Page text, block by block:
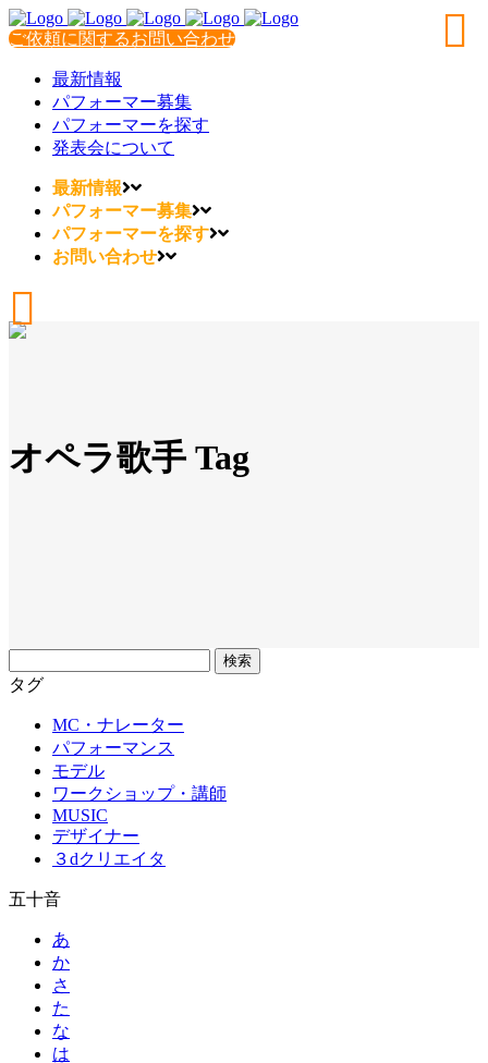
ご依頼に関するお問い合わせ
最新情報
パフォーマー募集
パフォーマーを探す
発表会について
最新情報
パフォーマー募集
パフォーマーを探す
お問い合わせ
オペラ歌手 Tag
リ
タグ
MC・ナレーター
パフォーマンス
モデル
ワークショップ・講師
MUSIC
デザイナー
３dクリエイタ
五十音
あ
か
さ
た
な
は